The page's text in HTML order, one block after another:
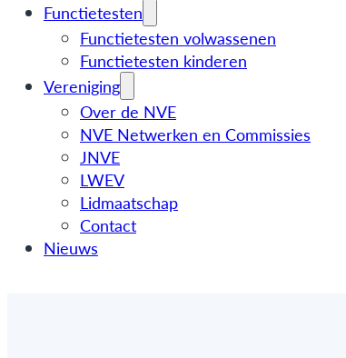
Functietesten
Functietesten volwassenen
Functietesten kinderen
Vereniging
Over de NVE
NVE Netwerken en Commissies
JNVE
LWEV
Lidmaatschap
Contact
Nieuws